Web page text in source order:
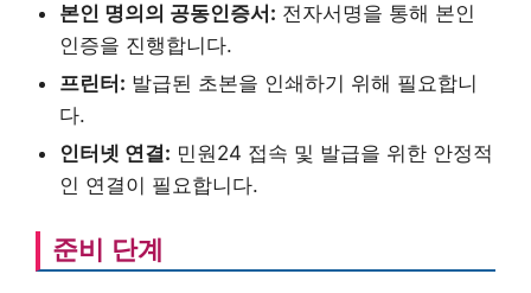
본인 명의의 공동인증서: 전자서명을 통해 본인
인증을 진행합니다.
프린터: 발급된 초본을 인쇄하기 위해 필요합니
다.
인터넷 연결: 민원24 접속 및 발급을 위한 안정적
인 연결이 필요합니다.
준비 단계